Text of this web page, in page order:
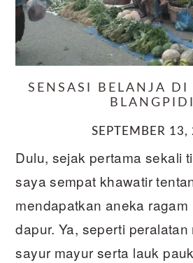
SENSASI BELANJA DI
SEPTEMBER 13,
Dulu, sejak pertama sekali
saya sempat khawatir
mendapatkan aneka ragam
dapur. Ya, seperti
sayur mayur serta lauk